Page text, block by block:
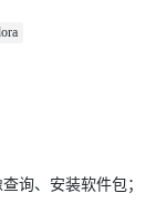
询、安装软件包；